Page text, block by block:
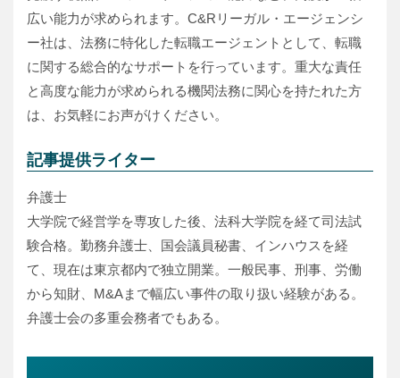
広い能力が求められます。C&Rリーガル・エージェンシ
ー社は、法務に特化した転職エージェントとして、転職
に関する総合的なサポートを行っています。重大な責任
と高度な能力が求められる機関法務に関心を持たれた方
は、お気軽にお声がけください。
記事提供ライター
弁護士
大学院で経営学を専攻した後、法科大学院を経て司法試
験合格。勤務弁護士、国会議員秘書、インハウスを経
て、現在は東京都内で独立開業。一般民事、刑事、労働
から知財、M&Aまで幅広い事件の取り扱い経験がある。
弁護士会の多重会務者でもある。